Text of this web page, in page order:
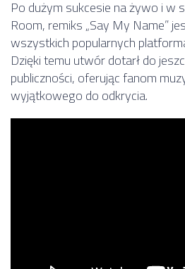
Po dużym sukcesie na żywo i w
Room, remiks „Say My Name”
wszystkich popularnych
Dzięki temu utwór dotarł do
publiczności, oferując fanom
wyjątkowego do odkrycia.